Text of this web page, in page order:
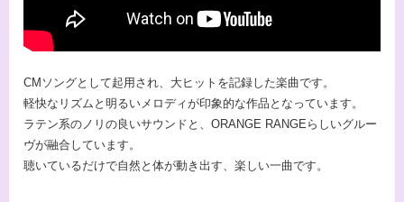
CMソングとして起用され、大ヒットを記録した楽曲です。
軽快なリズムと明るいメロディが印象的な作品となっています。
ラテン系のノリの良いサウンドと、ORANGE RANGEらしいグルー
ヴが融合しています。
聴いているだけで自然と体が動き出す、楽しい一曲です。